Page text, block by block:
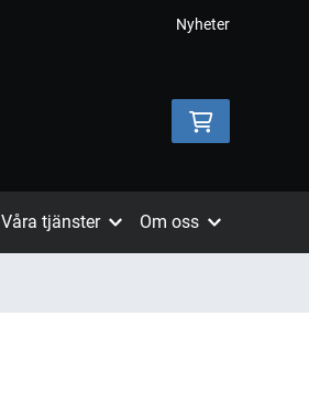
Nyheter
Våra tjänster Om oss